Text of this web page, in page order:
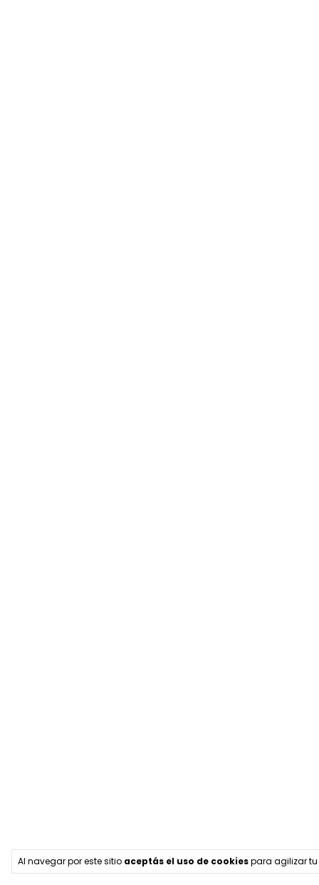
Al navegar por este sitio aceptás el uso de cookiespara agilizar